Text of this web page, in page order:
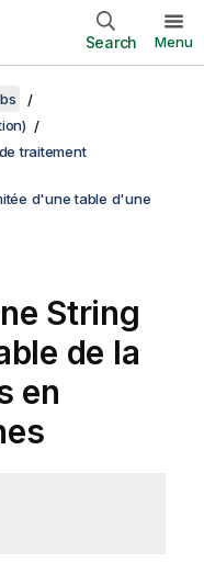
Search Menu
traitement
d'une table d'une
String
de la
en